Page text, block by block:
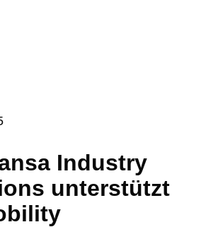
Industry
unterstützt